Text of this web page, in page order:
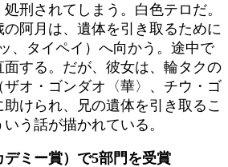
刑されてしまう。白色テロだ。
の阿月は、遺体を引き取るために
、タイペイ）へ向かう。途中で
する。だが、彼女は、輪タクの
オ・ゴンダオ〈華〉、チウ・ゴ
けられ、兄の遺体を引き取るこ
う話が描かれている。
ミー賞）で5部門を受賞